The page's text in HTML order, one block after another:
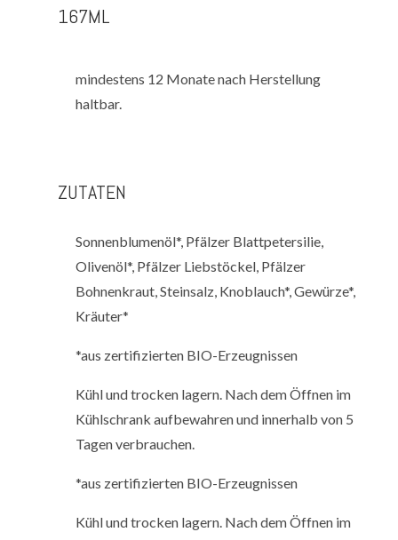
167ML
mindestens 12 Monate nach Herstellung
haltbar.
ZUTATEN
Sonnenblumenöl*, Pfälzer Blattpetersilie,
Olivenöl*, Pfälzer Liebstöckel, Pfälzer
Bohnenkraut, Steinsalz, Knoblauch*, Gewürze*,
Kräuter*
*aus zertifizierten BIO-Erzeugnissen
Kühl und trocken lagern. Nach dem Öffnen im
Kühlschrank aufbewahren und innerhalb von 5
Tagen verbrauchen.
*aus zertifizierten BIO-Erzeugnissen
Kühl und trocken lagern. Nach dem Öffnen im